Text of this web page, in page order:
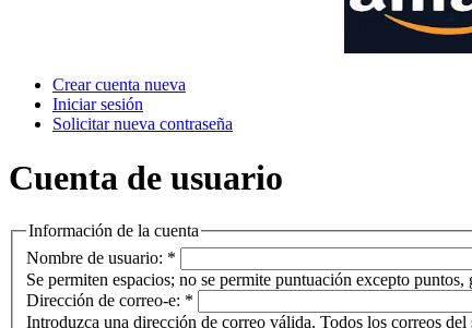
Crear cuenta nueva
Iniciar sesión
Solicitar nueva contraseña
Cuenta de usuario
Información de la cuenta
Nombre de usuario: *
Se permiten espacios; no se permite puntuación excepto
Dirección de correo-e: *
Introduzca una dirección de correo válida. Todos los correos